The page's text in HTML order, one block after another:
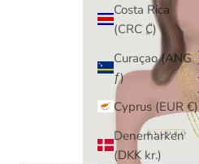
Costa Rica
(CRC ₡)
Curaçao (ANG
ƒ)
Cyprus (EUR €)
Denemarken
(DKK kr.)